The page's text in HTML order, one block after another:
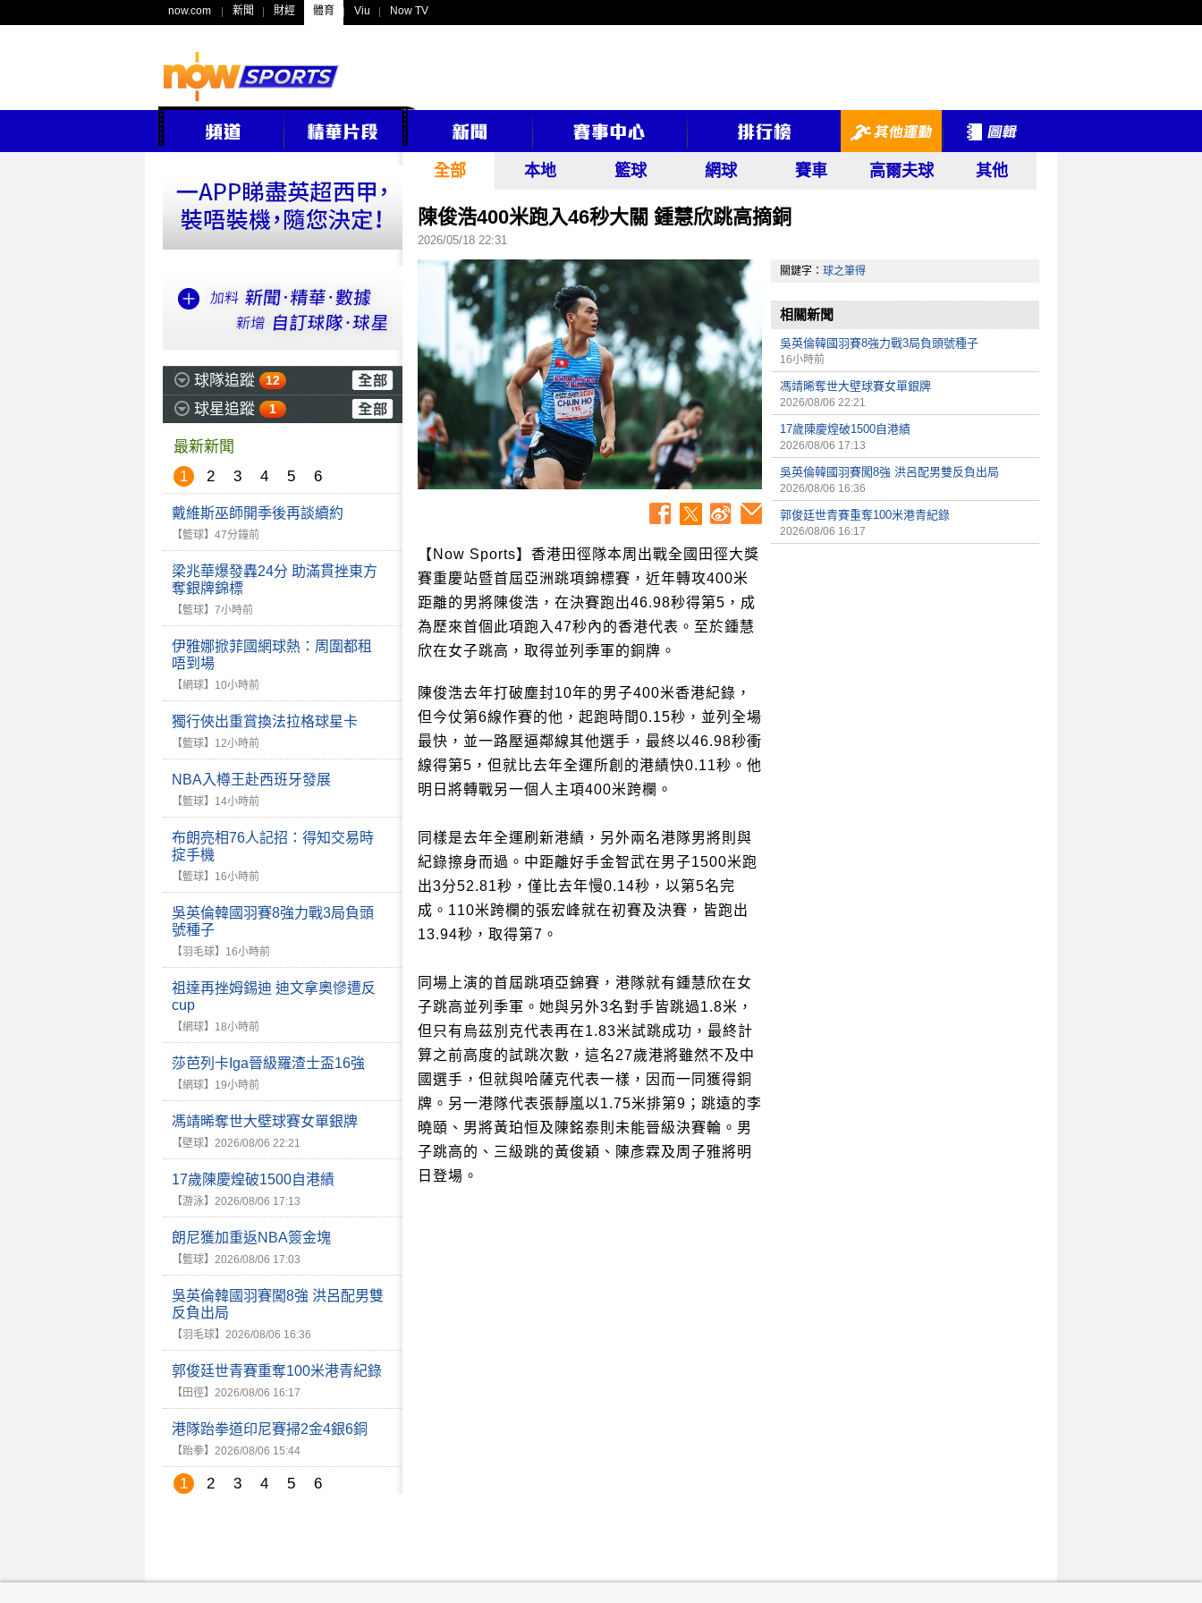
now.com 新聞 財經 體育 Viu Now TV
球隊追蹤 12
球星追蹤 1
最新新聞
1
2 3 4 5 6
戴維斯巫師開季後再談續約
【籃球】 47分鐘前
梁兆華爆發轟24分 助滿貫挫東方
奪銀牌錦標
【籃球】 7小時前
伊雅娜掀菲國網球熱：周圍都租
唔到場
【網球】 10小時前
獨行俠出重賞換法拉格球星卡
【籃球】 12小時前
NBA入樽王赴西班牙發展
【籃球】 14小時前
布朗亮相76人記招：得知交易時
掟手機
【籃球】 16小時前
吳英倫韓國羽賽8強力戰3局負頭
號種子
【羽毛球】 16小時前
祖達再挫姆錫迪 迪文拿奧慘遭反
cup
【網球】 18小時前
莎芭列卡Iga晉級羅渣士盃16強
【網球】 19小時前
馮靖晞奪世大壁球賽女單銀牌
【壁球】 2026/08/06 22:21
17歲陳慶煌破1500自港績
【游泳】 2026/08/06 17:13
朗尼獲加重返NBA簽金塊
【籃球】 2026/08/06 17:03
吳英倫韓國羽賽闖8強 洪呂配男雙
反負出局
【羽毛球】 2026/08/06 16:36
郭俊廷世青賽重奪100米港青紀錄
【田徑】 2026/08/06 16:17
港隊跆拳道印尼賽掃2金4銀6銅
【跆拳】 2026/08/06 15:44
1 2 3 4 5 6
全部 本地 籃球 網球 賽車 高爾夫球 其他
陳俊浩400米跑入46秒大關 鍾慧欣跳高摘銅
2026/05/18 22:31
【Now Sports】香港田徑隊本周出戰全國田徑大獎
賽重慶站暨首屆亞洲跳項錦標賽，近年轉攻400米
距離的男將陳俊浩，在決賽跑出46.98秒得第5，成
為歷來首個此項跑入47秒內的香港代表。至於鍾慧
欣在女子跳高，取得並列季軍的銅牌。
陳俊浩去年打破塵封10年的男子400米香港紀錄，
但今仗第6線作賽的他，起跑時間0.15秒，並列全場
最快，並一路壓逼鄰線其他選手，最終以46.98秒衝
線得第5，但就比去年全運所創的港績快0.11秒。他
明日將轉戰另一個人主項400米跨欄。
同樣是去年全運刷新港績，另外兩名港隊男將則與
紀錄擦身而過。中距離好手金智武在男子1500米跑
出3分52.81秒，僅比去年慢0.14秒，以第5名完
成。110米跨欄的張宏峰就在初賽及決賽，皆跑出
13.94秒，取得第7。
同場上演的首屆跳項亞錦賽，港隊就有鍾慧欣在女
子跳高並列季軍。她與另外3名對手皆跳過1.8米，
但只有烏茲別克代表再在1.83米試跳成功，最終計
算之前高度的試跳次數，這名27歲港將雖然不及中
國選手，但就與哈薩克代表一樣，因而一同獲得銅
牌。另一港隊代表張靜嵐以1.75米排第9；跳遠的李
曉頤、男將黃珀恒及陳銘泰則未能晉級決賽輪。男
子跳高的、三級跳的黃俊穎、陳彥霖及周子雅將明
日登場。
關鍵字： 球之筆得
相關新聞
吳英倫韓國羽賽8強力戰3局負頭號種子
16小時前
馮靖晞奪世大壁球賽女單銀牌
2026/08/06 22:21
17歲陳慶煌破1500自港績
2026/08/06 17:13
吳英倫韓國羽賽闖8強 洪呂配男雙反負出局
2026/08/06 16:36
郭俊廷世青賽重奪100米港青紀錄
2026/08/06 16:17